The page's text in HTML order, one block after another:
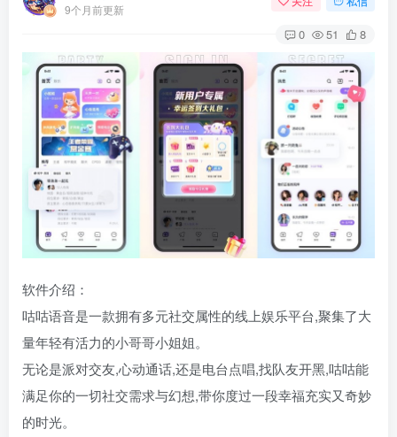
9个月前更新
0 51 8
软件介绍：
咕咕语音是一款拥有多元社交属性的线上娱乐平台,聚集了大
量年轻有活力的小哥哥小姐姐。
无论是派对交友,心动通话,还是电台点唱,找队友开黑,咕咕能
满足你的一切社交需求与幻想,带你度过一段幸福充实又奇妙
的时光。